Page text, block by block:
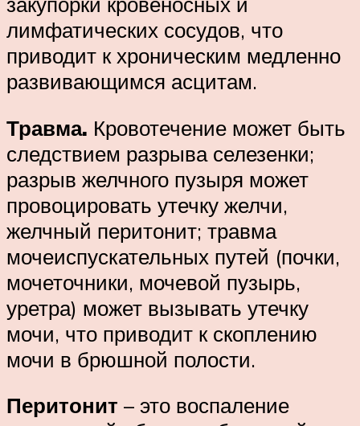
лимфатических сосудов, что
приводит к хроническим медленно
развивающимся асцитам.
Травма. Кровотечение может быть
следствием разрыва селезенки;
разрыв желчного пузыря может
провоцировать утечку желчи,
желчный перитонит; травма
мочеиспускательных путей (почки,
мочеточники, мочевой пузырь,
уретра) может вызывать утечку
мочи, что приводит к скоплению
мочи в брюшной полости.
Перитонит – это воспаление